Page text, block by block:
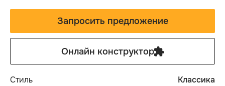
Запросить предложение
Онлайн конструктор
Стиль
Классика